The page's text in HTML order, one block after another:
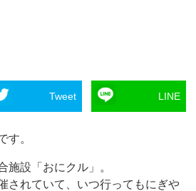
Tweet LINE
す。
施設「おにクル」。
されていて、いつ行ってもにぎや